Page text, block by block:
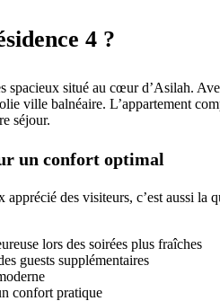
4 ?
spacieux situé au cœur d’Asilah.
ville balnéaire. L’appartement
séjour.
un confort optimal
des visiteurs, c’est aussi la
lors des soirées plus fraîches
guests supplémentaires
confort pratique